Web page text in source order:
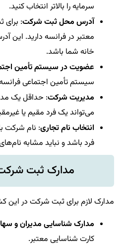
سرمایه را بالاتر انتخاب کنید.
آدرس محل ثبت شرکت: برای
معتبر در فرانسه دارید. این
خانه شما باشد.
عضویت در سیستم تأمین
سیستم تأمین اجتماعی
مدیریت شرکت: حداقل یک
می‌تواند یک فرد مقیم یا
انتخاب نام تجاری: نام شرکت
فرد باشد و نباید مشابه
مدارک ثبت
مدارک لازم برای ثبت شرکت در این
مدارک شناسایی مدیران و
کارت شناسایی معتبر.